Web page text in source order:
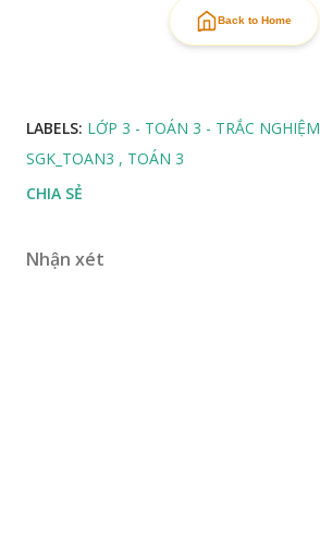
Back to Home
LABELS: LỚP 3 - TOÁN 3 - TRẮC NGHIỆM
SGK_TOAN3
TOÁN 3
CHIA SẺ
Nhận xét